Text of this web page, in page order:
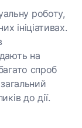
роботу,
ініціативах.
на
спроб
до дії.